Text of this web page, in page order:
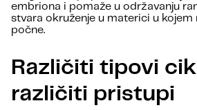
embriona i pomaže u održavanju
stvara okruženje u materici u
počne.
Različiti tipovi
različiti pristupi